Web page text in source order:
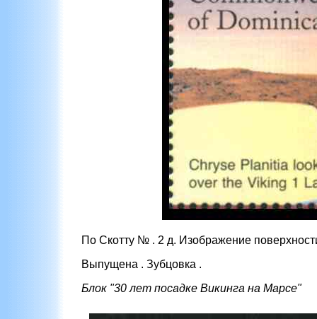
По Скотту № . 2 д. Изображение
Выпущена . Зубцовка .
Блок "30 лет посадке Викинга на Марсе"